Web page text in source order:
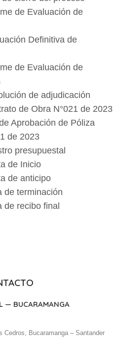
de Evaluación de
Definitiva de
de Evaluación de
de adjudicación
de Obra N°021 de 2023
Aprobación de Póliza
de 2023
presupuestal
de Inicio
de anticipo
de terminación
de recibo final
— BUCARAMANGA
Cedros, Bucaramanga – Santander